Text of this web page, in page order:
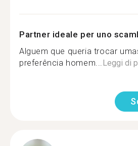
Partner ideale per uno
Alguem que queria trocar
preferência homem...Leggi di